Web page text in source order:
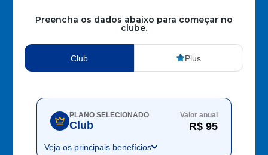
Preencha os dados abaixo para começar no
clube.
Club Plus
PLANO SELECIONADO
Club
Valor anual
R$ 95
Veja os principais benefícios